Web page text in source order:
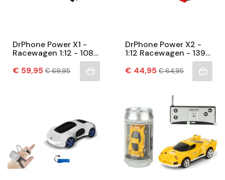
DrPhone Power X1 -
Racewagen 1:12 - 1089
Stuks - RC Besturbaar
High-Tech
Prijs
€ 59,95Normale
€ 69,95
DrPhone Power X2 -
1:12 Racewagen - 1392
Stuks - High-Tech
Bouwstenen Kit +
Motor + Controller –...
Prijs
€ 44,95Normale
€ 64,95